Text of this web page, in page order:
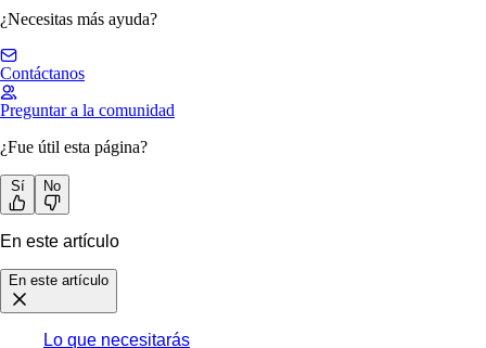
¿Necesitas más ayuda?
Contáctanos
Preguntar a la comunidad
¿Fue útil esta página?
Sí No
En este artículo
En este artículo
Lo que necesitarás